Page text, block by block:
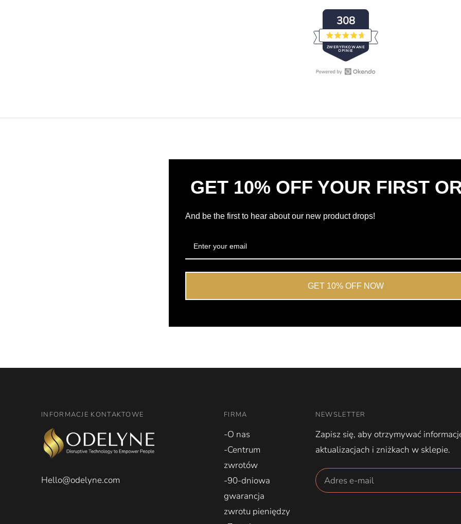
308
ZWERYFIKOWANE
OPINIE
Oceniono
na
4.7
z
5
w
ze
na
według
opinii
GET 10% OFF YOUR FIRST
And be the first to hear about our new product drops!
GET 10% OFF NOW
INFORMACJE KONTAKTOWE
Hello@odelyne.com
FIRMA
-O nas
-Centrum
zwrotów
-90-dniowa
gwarancja
zwrotu pieniędzy
NEWSLETTER
Zapisz się, aby otrzymywać
aktualizacjach i zniżkach w sklepie.